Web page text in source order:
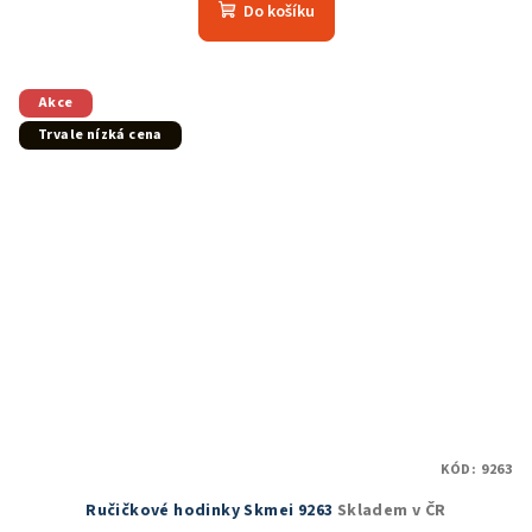
Do košíku
Akce
Trvale nízká cena
Ručičkové hodinky Skmei 9263 Skladem v ČR
KÓD: 9263